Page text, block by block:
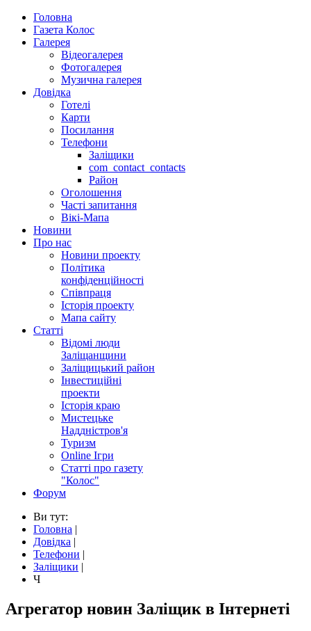
Головна
Газета Колос
Галерея
Відеогалерея
Фотогалерея
Музична галерея
Довідка
Готелі
Карти
Посилання
Телефони
Заліщики
com_contact_contacts
Район
Оголошення
Часті запитання
Вікі-Мапа
Новини
Про нас
Новини проекту
Політика
конфіденційності
Співпраця
Історія проекту
Мапа сайту
Статті
Відомі люди
Заліщанщини
Заліщицький район
Інвестиційні
проекти
Історія краю
Мистецьке
Наддністров'я
Туризм
Online Ігри
Статті про газету
"Колос"
Форум
Ви тут:
Головна |
Довідка |
Телефони |
Заліщики |
Ч
Агрегатор новин Заліщик в Інтернеті